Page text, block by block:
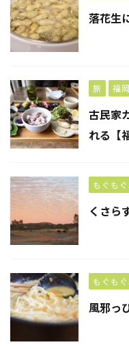
落花生
旅 福岡
古民家
れる【
もぐも
くさら
もぐも
風邪っ